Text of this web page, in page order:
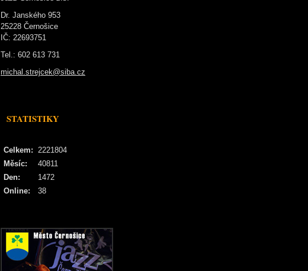
Dr. Janského 953
25228 Černošice
IČ: 22693751
Tel.: 602 613 731
michal.strejcek@siba.cz
STATISTIKY
Online: 38
Celkem: 2221804
Měsíc:
40811
Den:
1472